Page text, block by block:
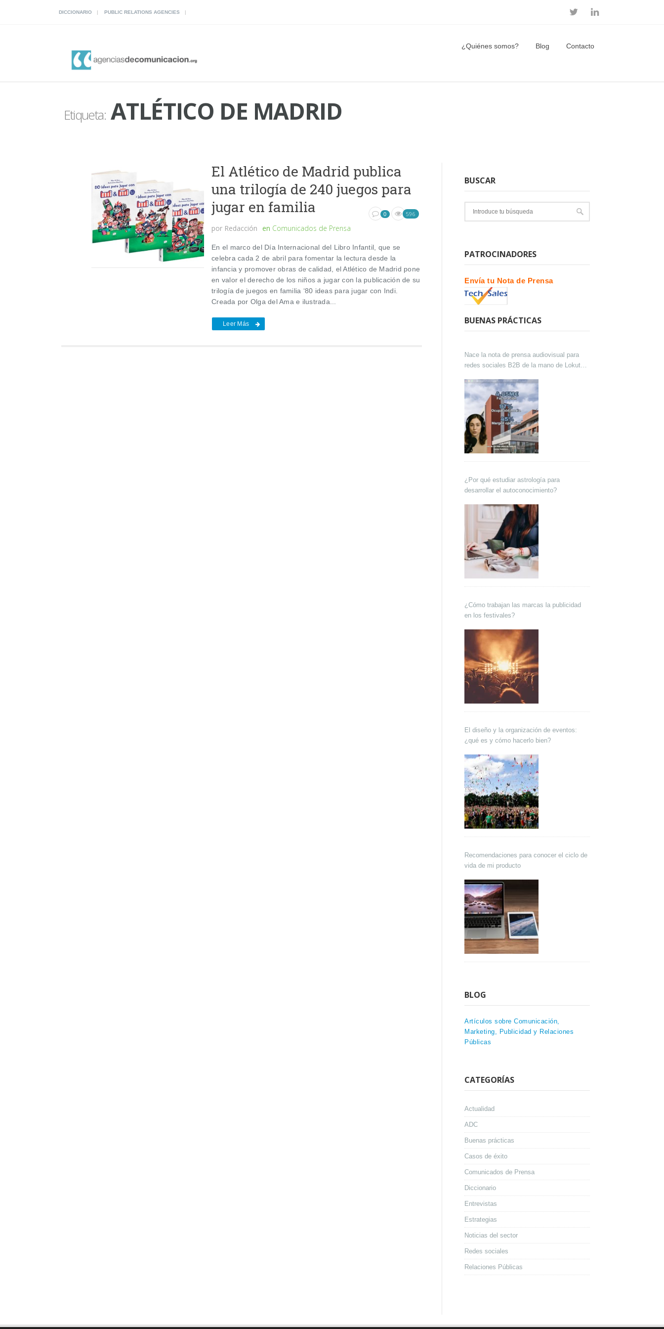
DICCIONARIO PUBLIC RELATIONS AGENCIES
¿Quiénes somos? Blog Contacto
Etiqueta:ATLÉTICO DE MADRID
El Atlético de Madrid publica
una trilogía de 240 juegos para
jugar en familia
por Redacción en Comunicados de Prensa
0 596
En el marco del Día Internacional del Libro Infantil, que se
celebra cada 2 de abril para fomentar la lectura desde la
infancia y promover obras de calidad, el Atlético de Madrid pone
en valor el derecho de los niños a jugar con la publicación de su
trilogía de juegos en familia ‘80 ideas para jugar con Indi.
Creada por Olga del Ama e ilustrada...
Leer Más
BUSCAR
PATROCINADORES
Envía tu Nota de Prensa
BUENAS PRÁCTICAS
Nace la nota de prensa audiovisual para
redes sociales B2B de la mano de Lokutor
¿Por qué estudiar astrología para
desarrollar el autoconocimiento?
¿Cómo trabajan las marcas la publicidad
en los festivales?
El diseño y la organización de eventos:
¿qué es y cómo hacerlo bien?
Recomendaciones para conocer el ciclo de
vida de mi producto
BLOG
Artículos sobre Comunicación,
Marketing, Publicidad y Relaciones
Públicas
CATEGORÍAS
Actualidad
ADC
Buenas prácticas
Casos de éxito
Comunicados de Prensa
Diccionario
Entrevistas
Estrategias
Noticias del sector
Redes sociales
Relaciones Públicas